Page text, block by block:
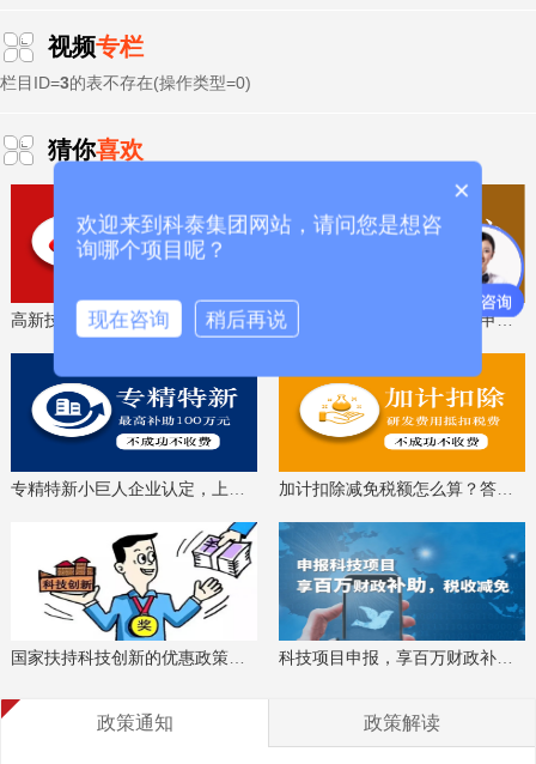
前启动、实施、完成，合同签订时间、发票开具时间、付款
凭证时间均在此时间段内。
(二)申报企业已开展中山市中小企业数字化转型城市试
点数字化改造项目备案。
(三)申报单位实施数字化改造项目后，经中山市工业和
信息化局认可的第三方机构测评、评估，申报企业数字化水
平等级应达到二级及以上。
(四)核算奖补的数字化改造投入主要包括与数字化改造
相关的软件和云服务支出，网关、路由、传感器、工业控制
系统、防火墙等必要的数据采集传输、工业控制、信息安全
设备支出。其他如实施费、人工费、培训费、维保费等均不
归属于上述投入。
(五)为满足中小企业数字化转型的丰富需求，试点行业
中小企业可自主选择与牵引单位、集成服务企业、软硬件企
业等一方或多方签订数字化改造合同(需明确各方责任、改造
措施、实施期限、实现目标、产品服务清单、价格明细等内
容。数字化改造的产品、服务及解决方案需已纳入中山市工
业和信息化局服务产品目录库管理。
务商、评估单位等提交项目诊断报告、改造方案、合同、发
票、拨付记录、企业内部验收材料、培训记录、系统使用截
视频专栏
栏目ID=3的表不存在(操作类型=0)
猜你喜欢
高新技术企业认定，免费评估，通过后再收费 省工程技术研究中心，专业申报、指导培训
加计扣除减免税额怎么算？答疑解惑、咨询培训
国家扶持科技创新的优惠政策，索取资料、解读政策 科技项目申报，享百万财政补贴，减免40%所得税
政策通知 政策解读
×
欢迎来到科泰集团网站，请问您是想咨
询哪个项目呢？
现在咨询 稍后再说